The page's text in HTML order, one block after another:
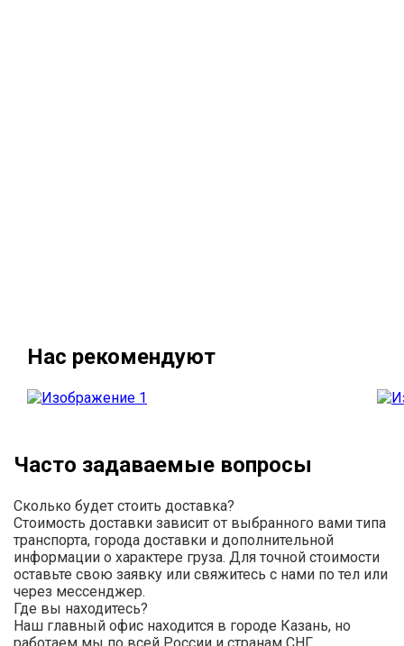
Нас рекомендуют
Часто задаваемые вопросы
Сколько будет стоить доставка?
Стоимость доставки зависит от выбранного вами типа
транспорта, города доставки и дополнительной
информации о характере груза. Для точной стоимости
оставьте свою заявку или свяжитесь с нами по тел или
через мессенджер.
Где вы находитесь?
Наш главный офис находится в городе Казань, но